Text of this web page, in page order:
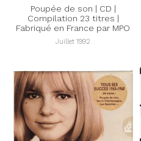
Poupée de son | CD |
Compilation 23 titres |
Fabriqué en France par MPO
Juillet 1992